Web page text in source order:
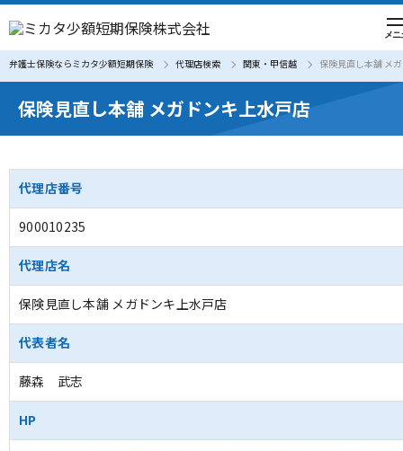
弁護士保険ならミカタ少額短期保険 代理店検索 関東・甲信越 保険見直し本舗 メ
保険見直し本舗 メガドンキ上水戸店
代理店番号
900010235
代理店名
保険見直し本舗 メガドンキ上水戸店
代表者名
藤森 武志
HP